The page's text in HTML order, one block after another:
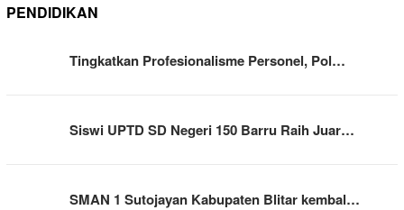
PENDIDIKAN
Tingkatkan Profesionalisme Personel, Pol…
Siswi UPTD SD Negeri 150 Barru Raih Juar…
SMAN 1 Sutojayan Kabupaten Blitar kembal…